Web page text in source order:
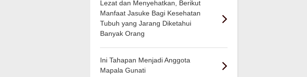
Lezat dan Menyehatkan, Berikut
Manfaat Jasuke Bagi Kesehatan
Tubuh yang Jarang Diketahui
Banyak Orang
Ini Tahapan Menjadi Anggota
Mapala Gunati